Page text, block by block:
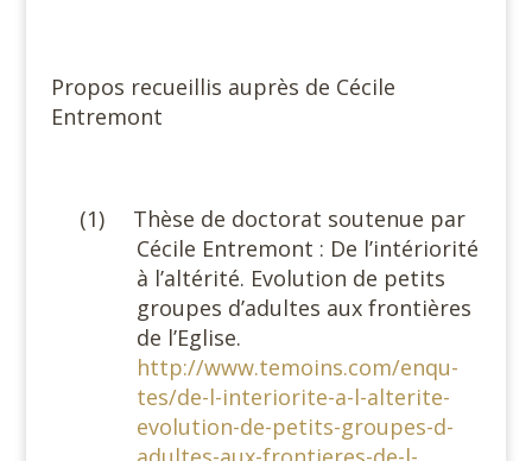
Propos recueillis auprès de Cécile
Entremont
(1)
Thèse de doctorat soutenue par
Cécile Entremont : De l’intériorité
à l’altérité. Evolution de petits
groupes d’adultes aux frontières
de l’Eglise.
http://www.temoins.com/enqu-
tes/de-l-interiorite-a-l-alterite-
evolution-de-petits-groupes-d-